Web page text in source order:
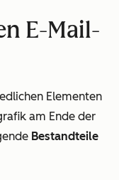
E-Mail-
Elementen
am Ende der
Bestandteile